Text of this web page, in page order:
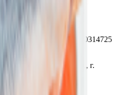
регистрации № 490314725
облисполкомом
Гомельская обл., г.